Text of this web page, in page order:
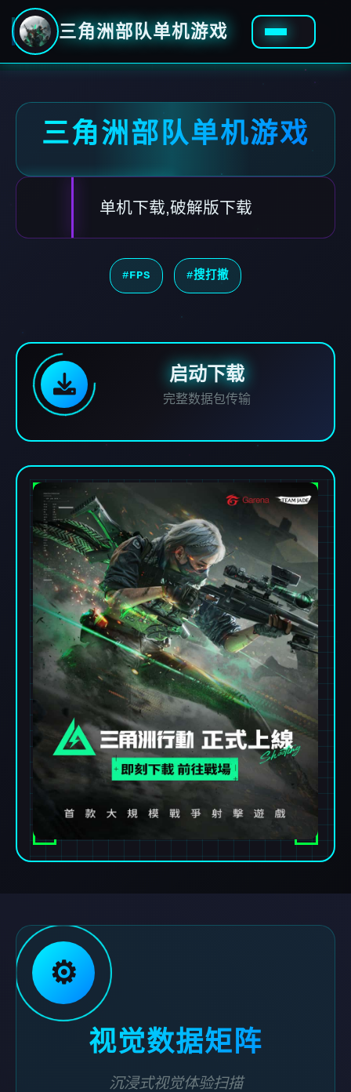
三角洲部队单机游戏
三角洲部队单机游戏
单机下载,破解版下载
#FPS #搜打撤
启动下载
完整数据包传输
⚙️
视觉数据矩阵
沉浸式视觉体验扫描